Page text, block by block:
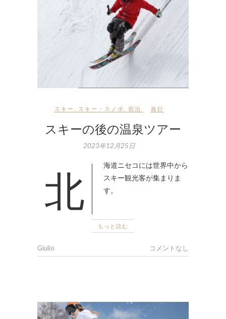
スキー スキー・スノボ 宿泊 旅行
スキーの後の温泉ツアー
2023年12月25日
北海道ニセコには世界中から
スキー観光客が集まりま
す。
もっと読む
Giulio コメントなし